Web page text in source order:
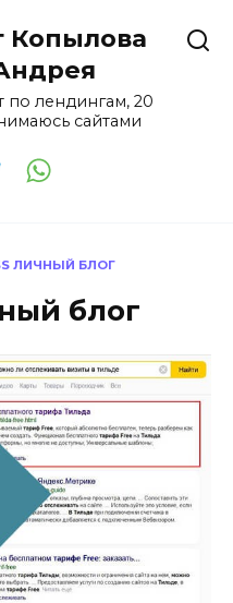
Копылова
по лендингам, 20
сайтами
ЛИЧНЫЙ БЛОГ
блог